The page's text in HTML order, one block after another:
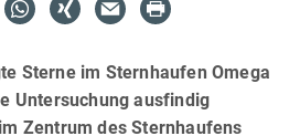
Sterne im Sternhaufen Omega
Untersuchung ausfindig
Zentrum des Sternhaufens